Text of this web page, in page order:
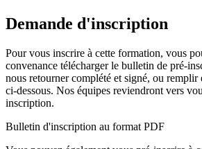
Demande d'inscription
Pour vous inscrire à cette formation, vous
convenance télécharger le bulletin de pré-
nous retourner complété et signé, ou
ci-dessous. Nos équipes reviendront vers
inscription.
Bulletin d'inscription au format PDF